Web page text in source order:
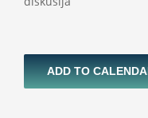
ADD TO